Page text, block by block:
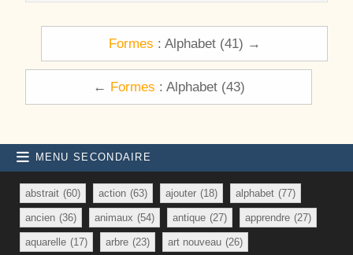
Navigation de l’article
Formes : Alphabet (41) →
← Formes : Alphabet (43)
MENU SECONDAIRE
abstrait (60) action (63) ajouter (18) alphabet (77)
ancien (36) animaux (54) antique (27) apprendre (27)
aquarelle (17) arbre (23) art nouveau (26)